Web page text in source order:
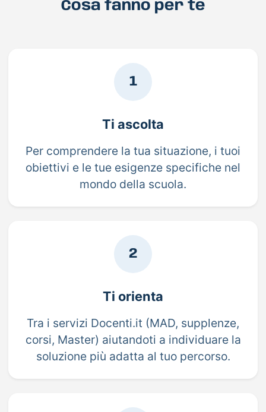
Cosa fanno per te
1
Ti ascolta
Per comprendere la tua situazione, i tuoi
obiettivi e le tue esigenze specifiche nel
mondo della scuola.
2
Ti orienta
Tra i servizi Docenti.it (MAD, supplenze,
corsi, Master) aiutandoti a individuare la
soluzione più adatta al tuo percorso.